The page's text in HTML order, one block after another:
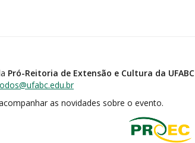
Pró-Reitoria de Extensão e Cultura da UFABC
as novidades sobre o evento.